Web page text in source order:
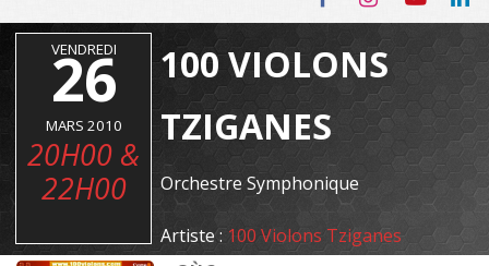
VENDREDI
26
MARS 2010
20H00 &
22H00
100 VIOLONS
TZIGANES
Orchestre Symphonique
Artiste : 100 Violons Tziganes